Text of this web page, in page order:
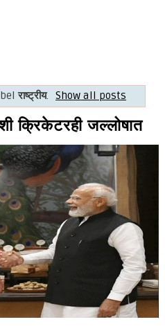
राष्ट्रीय. Show all posts
क्रिकेटरही जल्लोषात